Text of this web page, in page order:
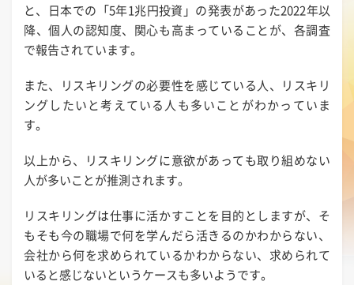
と、日本での「5年1兆円投資」の発表があった2022年以
降、個人の認知度、関心も高まっていることが、各調査
で報告されています。
また、リスキリングの必要性を感じている人、リスキリ
ングしたいと考えている人も多いことがわかっていま
す。
以上から、リスキリングに意欲があっても取り組めない
人が多いことが推測されます。
リスキリングは仕事に活かすことを目的としますが、そ
もそも今の職場で何を学んだら活きるのかわからない、
会社から何を求められているかわからない、求められて
いると感じないというケースも多いようです。